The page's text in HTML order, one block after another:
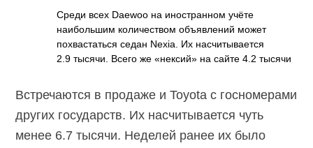
Среди всех Daewoo на иностранном учёте
наибольшим количеством объявлений может
похвастаться седан Nexia. Их насчитывается
2.9 тысячи. Всего же «нексий» на сайте 4.2 тысячи
Встречаются в продаже и Toyota с госномерами
других государств. Их насчитывается чуть
менее 6.7 тысячи. Неделей ранее их было